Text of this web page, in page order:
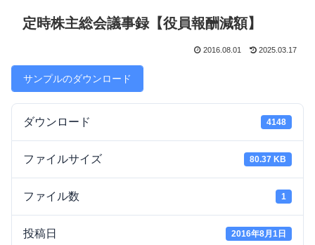
定時株主総会議事録【役員報酬減額】
2016.08.01 2025.03.17
サンプルのダウンロード
ダウンロード 4148
ファイルサイズ 80.37 KB
ファイル数 1
投稿日 2016年8月1日